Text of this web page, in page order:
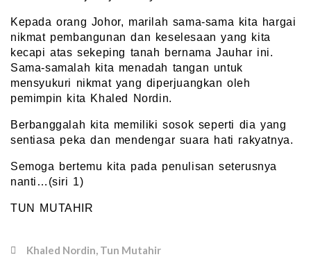
Kepada orang Johor, marilah sama-sama kita hargai
nikmat pembangunan dan keselesaan yang kita
kecapi atas sekeping tanah bernama Jauhar ini.
Sama-samalah kita menadah tangan untuk
mensyukuri nikmat yang diperjuangkan oleh
pemimpin kita Khaled Nordin.
Berbanggalah kita memiliki sosok seperti dia yang
sentiasa peka dan mendengar suara hati rakyatnya.
Semoga bertemu kita pada penulisan seterusnya
nanti…(siri 1)
TUN MUTAHIR
Khaled Nordin, Tun Mutahir